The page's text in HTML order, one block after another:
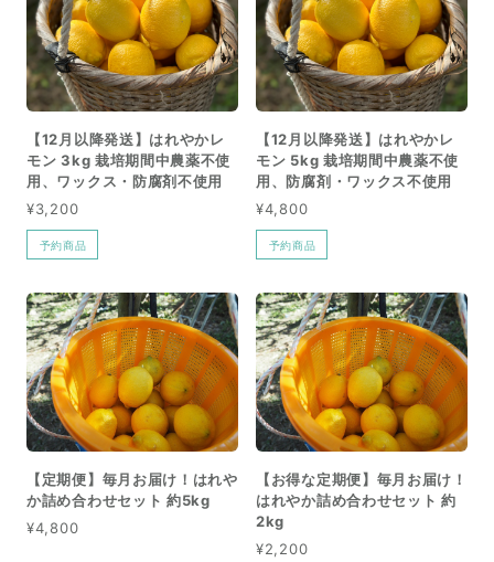
【12月以降発送】はれやかレ
モン 3kg 栽培期間中農薬不使
用、ワックス・防腐剤不使用
¥3,200
予約商品
【12月以降発送】はれやかレ
モン 5kg 栽培期間中農薬不使
用、防腐剤・ワックス不使用
¥4,800
予約商品
【定期便】毎月お届け！はれや
か詰め合わせセット 約5kg
¥4,800
【お得な定期便】毎月お届け！
はれやか詰め合わせセット 約
2kg
¥2,200